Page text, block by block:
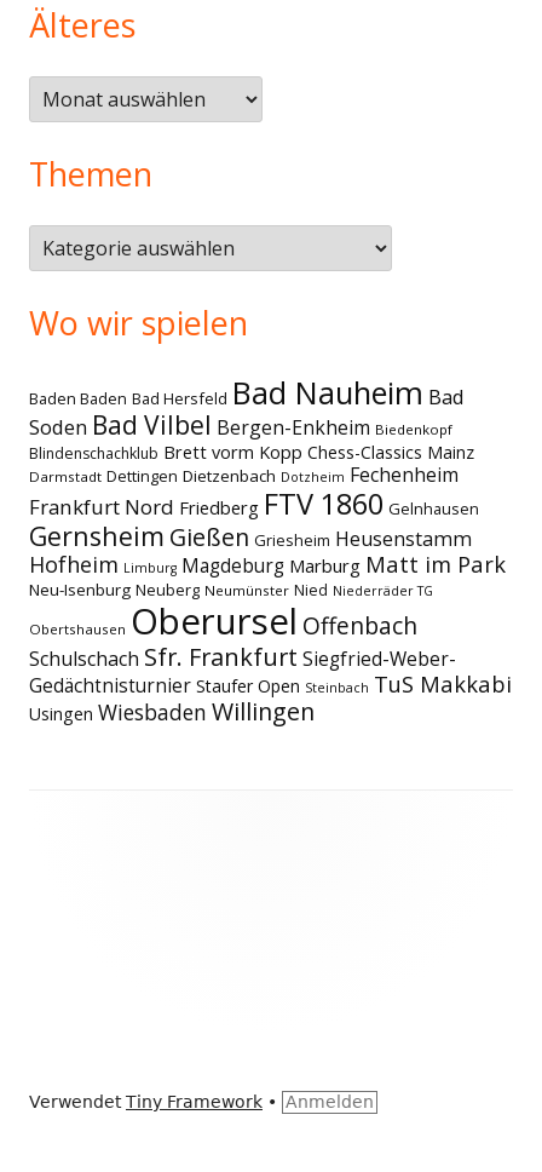
Älteres
Älteres
Themen
Themen
Wo wir spielen
Baden Baden Bad Hersfeld Bad Nauheim Bad
Soden Bad Vilbel Bergen-Enkheim Biedenkopf
Blindenschachklub Brett vorm Kopp Chess-Classics Mainz
Darmstadt Dettingen Dietzenbach Dotzheim Fechenheim
Frankfurt Nord Friedberg FTV 1860 Gelnhausen
Gernsheim Gießen Griesheim Heusenstamm
Hofheim Limburg Magdeburg Marburg Matt im Park
Neu-Isenburg Neuberg Neumünster Nied Niederräder TG
Obertshausen Oberursel Offenbach
Schulschach Sfr. Frankfurt Siegfried-Weber-
Gedächtnisturnier Staufer Open Steinbach TuS Makkabi
Usingen Wiesbaden Willingen
VerwendetTiny Framework • Anmelden